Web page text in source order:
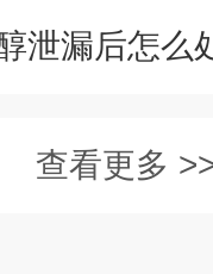
查看更多